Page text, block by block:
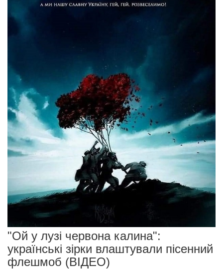
"Ой у лузі червона калина":
українські зірки влаштували пісенний
флешмоб (ВІДЕО)